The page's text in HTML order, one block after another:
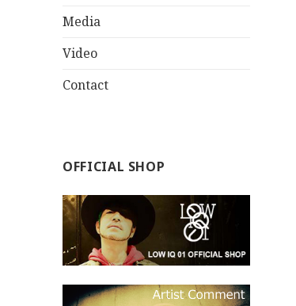
Media
Video
Contact
OFFICIAL SHOP